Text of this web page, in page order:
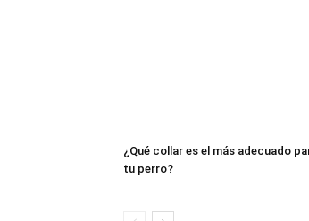
¿Qué collar es el más adecuado
tu perro?